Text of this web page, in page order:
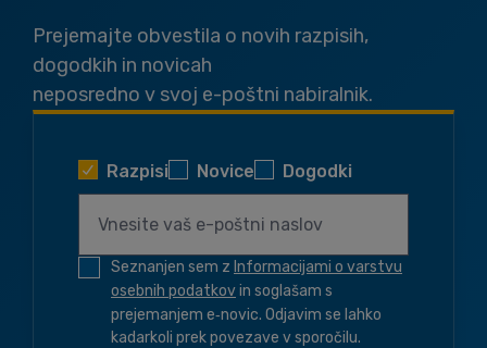
Prejemajte obvestila o novih razpisih,
dogodkih in novicah
neposredno v svoj e-poštni nabiralnik.
Razpisi Novice Dogodki
Seznanjen sem z Informacijami o varstvu
osebnih podatkovin soglašam s
prejemanjem e‑novic. Odjavim se lahko
kadarkoli prek povezave v sporočilu.